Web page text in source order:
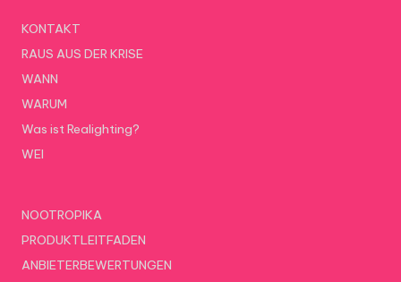
KONTAKT
RAUS AUS DER KRISE
WANN
WARUM
Was ist Realighting?
WEI
NOOTROPIKA
PRODUKTLEITFADEN
ANBIETERBEWERTUNGEN